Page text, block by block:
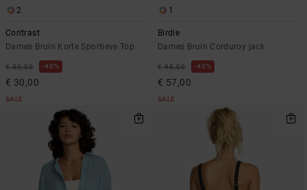
2
Contrast
Dames Bruin Korte Sportieve Top
€ 50,00 40%
€ 30,00
SALE
1
Birdie
Dames Bruin Corduroy jack
€ 95,00 40%
€ 57,00
SALE